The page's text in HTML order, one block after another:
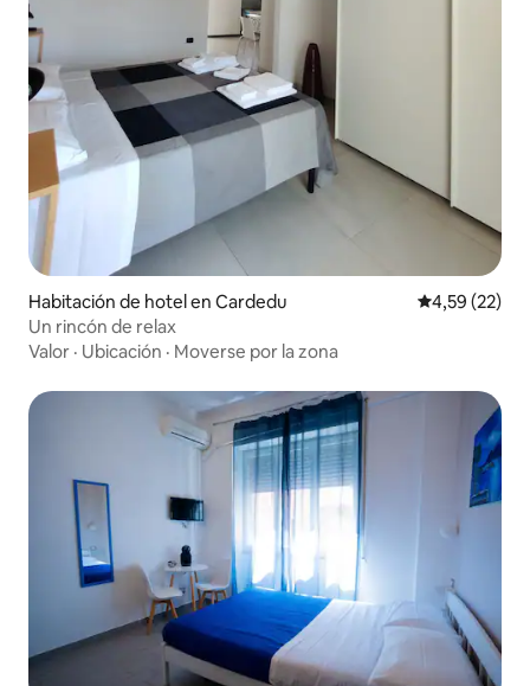
Habitación de hotel en Cardedu Calificación
4,59 (22)
Un rincón de relax
Valor · Ubicación · Moverse por la zona